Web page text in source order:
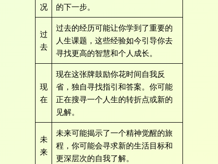
况
的下一步。
过
去
过去的经历可能让你学到了重要的
人生课题，这些经验如今引导你去
寻找更高的智慧和个人成长。
现
在
现在这张牌鼓励你花时间自我反
省，独自寻找指引和答案。你可能
正在搜寻一个人生的转折点或新的
见解。
未
来
未来可能揭示了一个精神觉醒的旅
程，你可能会寻求新的生活目标和
更深层次的自我了解。